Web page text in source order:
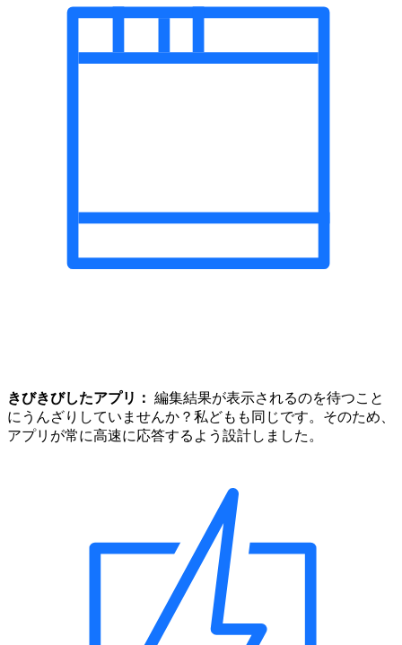
きびきびしたアプリ： 編集結果が表示されるのを待つこと
にうんざりしていませんか？私どもも同じです。そのため、
アプリが常に高速に応答するよう設計しました。